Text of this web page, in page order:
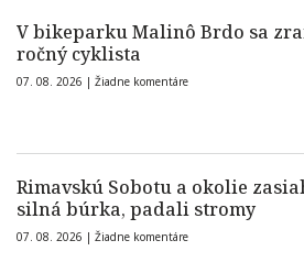
V bikeparku Malinô Brdo sa
ročný cyklista
07. 08. 2026 | Žiadne komentáre
Rimavskú Sobotu a okolie
silná búrka, padali stromy
07. 08. 2026 | Žiadne komentáre